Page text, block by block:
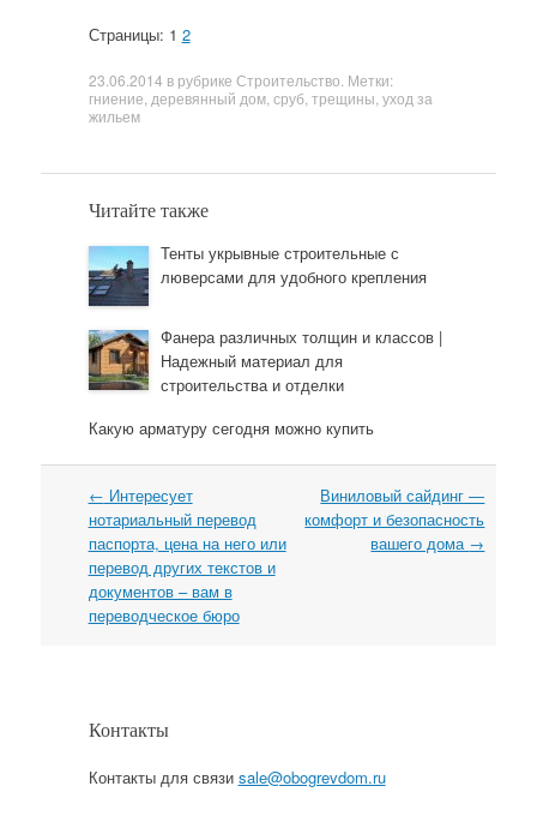
Страницы: 1 2
23.06.2014 в рубрике Строительство . Метки:
гниение деревянный дом, сруб, трещины уход за
жильем
Читайте также
Тенты укрывные строительные с
люверсами для удобного крепления
Фанера различных толщин и классов |
Надежный материал для
строительства и отделки
Какую арматуру сегодня можно купить
Навигация
← Интересует
нотариальный перевод
паспорта, цена на него или
перевод других текстов и
документов – вам в
переводческое бюро
Виниловый сайдинг —
комфорт и безопасность
вашего дома →
Контакты
Контакты для связи sale@obogrevdom.ru